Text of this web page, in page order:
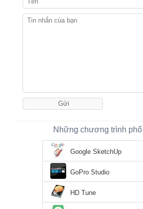
Những chương trình phổ
Google SketchUp
GoPro Studio
HD Tune